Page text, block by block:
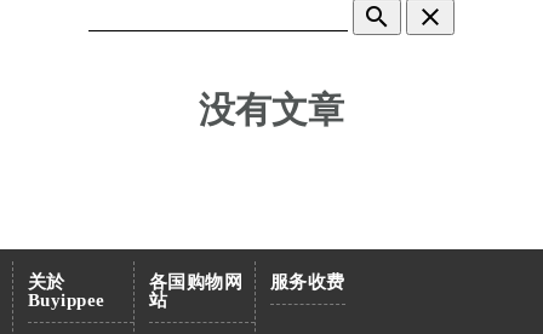
search clear
没有文章
关於
Buyippee
各国购物网
站
服务收费